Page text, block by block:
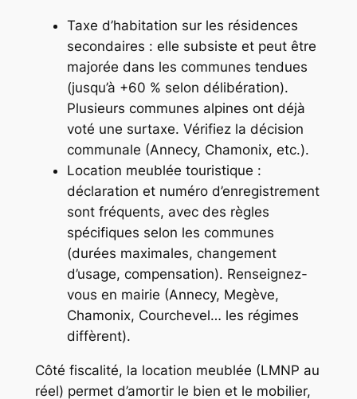
Taxe d’habitation sur les résidences
secondaires : elle subsiste et peut être
majorée dans les communes tendues
(jusqu’à +60 % selon délibération).
Plusieurs communes alpines ont déjà
voté une surtaxe. Vérifiez la décision
communale (Annecy, Chamonix, etc.).
Location meublée touristique :
déclaration et numéro d’enregistrement
sont fréquents, avec des règles
spécifiques selon les communes
(durées maximales, changement
d’usage, compensation). Renseignez-
vous en mairie (Annecy, Megève,
Chamonix, Courchevel… les régimes
diffèrent).
Côté fiscalité, la location meublée (LMNP au
réel) permet d’amortir le bien et le mobilier,